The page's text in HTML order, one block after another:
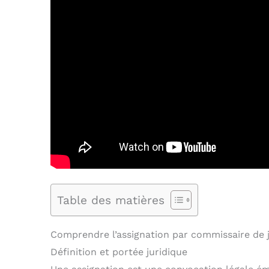
Table des matières
Comprendre l’assignation par commissaire de
Définition et portée juridique